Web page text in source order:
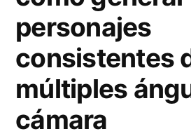
personajes
consistentes
múltiples
cámara